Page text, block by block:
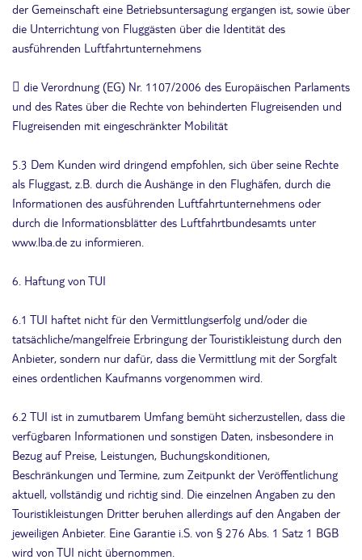
der Gemeinschaft eine Betriebsuntersagung ergangen ist, sowie über
die Unterrichtung von Fluggästen über die Identität des
ausführenden Luftfahrtunternehmens
 die Verordnung (EG) Nr. 1107/2006 des Europäischen Parlaments
und des Rates über die Rechte von behinderten Flugreisenden und
Flugreisenden mit eingeschränkter Mobilität
5.3 Dem Kunden wird dringend empfohlen, sich über seine Rechte
als Fluggast, z.B. durch die Aushänge in den Flughäfen, durch die
Informationen des ausführenden Luftfahrtunternehmens oder
durch die Informationsblätter des Luftfahrtbundesamts unter
www.lba.de zu informieren.
6. Haftung von TUI
6.1 TUI haftet nicht für den Vermittlungserfolg und/oder die
tatsächliche/mangelfreie Erbringung der Touristikleistung durch den
Anbieter, sondern nur dafür, dass die Vermittlung mit der Sorgfalt
eines ordentlichen Kaufmanns vorgenommen wird.
6.2 TUI ist in zumutbarem Umfang bemüht sicherzustellen, dass die
verfügbaren Informationen und sonstigen Daten, insbesondere in
Bezug auf Preise, Leistungen, Buchungskonditionen,
Beschränkungen und Termine, zum Zeitpunkt der Veröffentlichung
aktuell, vollständig und richtig sind. Die einzelnen Angaben zu den
Touristikleistungen Dritter beruhen allerdings auf den Angaben der
jeweiligen Anbieter. Eine Garantie i.S. von § 276 Abs. 1 Satz 1 BGB
wird von TUI nicht übernommen.